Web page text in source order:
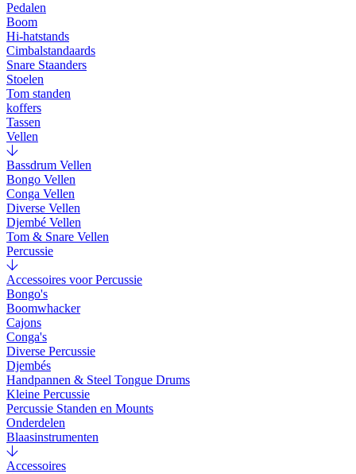
Pedalen
Boom
Hi-hatstands
Cimbalstandaards
Snare Staanders
Stoelen
Tom standen
koffers
Tassen
Vellen
Bassdrum Vellen
Bongo Vellen
Conga Vellen
Diverse Vellen
Djembé Vellen
Tom & Snare Vellen
Percussie
Accessoires voor Percussie
Bongo's
Boomwhacker
Cajons
Conga's
Diverse Percussie
Djembés
Handpannen & Steel Tongue Drums
Kleine Percussie
Percussie Standen en Mounts
Onderdelen
Blaasinstrumenten
Accessoires